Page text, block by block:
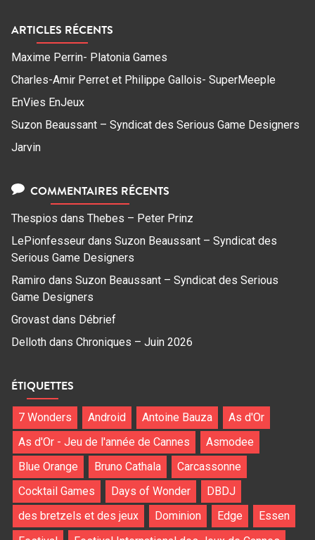
ARTICLES RÉCENTS
Maxime Perrin- Platonia Games
Charles-Amir Perret et Philippe Gallois- SuperMeeple
EnVies EnJeux
Suzon Beaussant – Syndicat des Serious Game Designers
Jarvin
COMMENTAIRES RÉCENTS
Thespios dans Thebes – Peter Prinz
LePionfesseur dans Suzon Beaussant – Syndicat des
Serious Game Designers
Ramiro dans Suzon Beaussant – Syndicat des Serious
Game Designers
Grovast dans Débrief
Delloth dans Chroniques – Juin 2026
ÉTIQUETTES
7 Wonders Android Antoine Bauza
As d'Or
As d'Or - Jeu de l'année de Cannes
Asmodee
Blue Orange
Bruno Cathala
Carcassonne
Cocktail Games
Days of Wonder
DBDJ
des bretzels et des jeux
Dominion Edge
Essen